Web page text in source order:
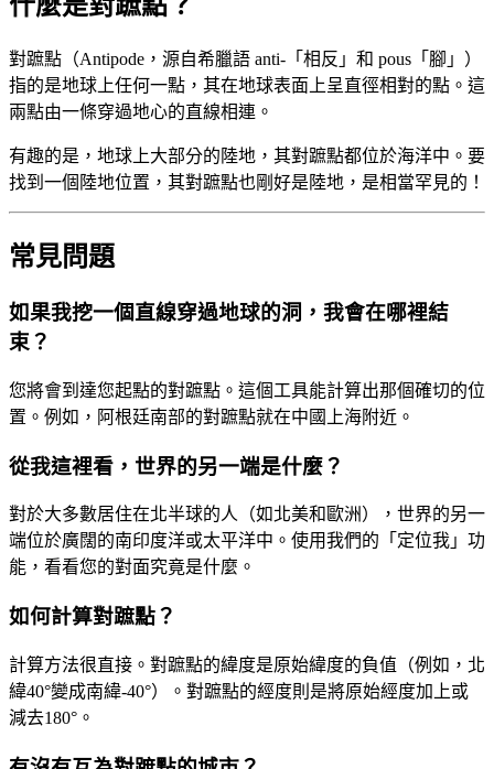
對蹠點（Antipode，源自希臘語 anti-「相反」和 pous「腳」）
指的是地球上任何一點，其在地球表面上呈直徑相對的點。這
兩點由一條穿過地心的直線相連。
有趣的是，地球上大部分的陸地，其對蹠點都位於海洋中。要
找到一個陸地位置，其對蹠點也剛好是陸地，是相當罕見的！
常見問題
如果我挖一個直線穿過地球的洞，我會在哪裡結
束？
您將會到達您起點的對蹠點。這個工具能計算出那個確切的位
置。例如，阿根廷南部的對蹠點就在中國上海附近。
從我這裡看，世界的另一端是什麼？
對於大多數居住在北半球的人（如北美和歐洲），世界的另一
端位於廣闊的南印度洋或太平洋中。使用我們的「定位我」功
能，看看您的對面究竟是什麼。
如何計算對蹠點？
計算方法很直接。對蹠點的緯度是原始緯度的負值（例如，北
緯40°變成南緯-40°）。對蹠點的經度則是將原始經度加上或
減去180°。